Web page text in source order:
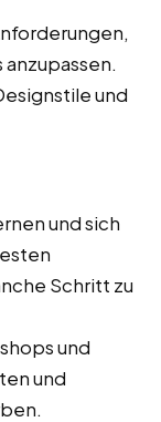
und
und sich
Schritt zu
und
und